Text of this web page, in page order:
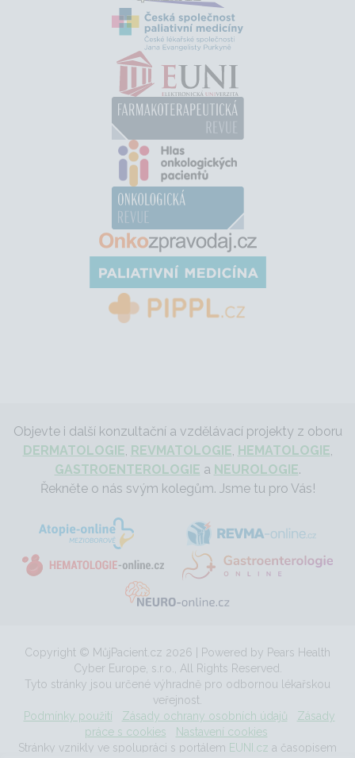
Objevte i další konzultační a vzdělávací projekty z oboru
DERMATOLOGIE REVMATOLOGIE HEMATOLOGIE
GASTROENTEROLOGIE a NEUROLOGIE.
Řekněte o nás svým kolegům. Jsme tu pro Vás!
Copyright © MůjPacient.cz 2026 | Powered by Pears Health
Cyber Europe, s.r.o., All Rights Reserved.
Tyto stránky jsou určené výhradně pro odbornou lékařskou
veřejnost.
Podmínky použití
Zásady ochrany osobních údajů
Zásady
práce s cookies
Nastavení cookies
Stránky vznikly ve spolupráci s portálem EUNI.cz a časopisem